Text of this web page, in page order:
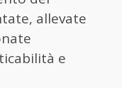
allevate
e